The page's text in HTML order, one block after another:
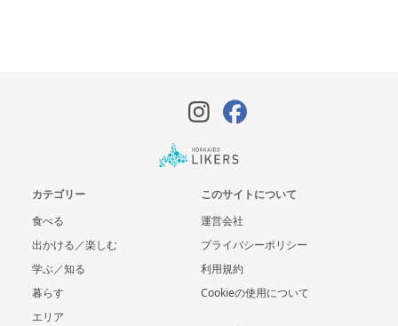
カテゴリー
食べる
出かける／楽しむ
学ぶ／知る
暮らす
エリア
このサイトについて
運営会社
プライバシーポリシー
利用規約
Cookieの使用について